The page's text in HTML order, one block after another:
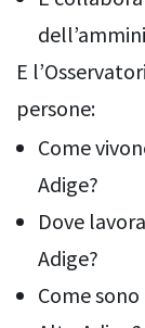
E
persone:
Come
Adige?
Dove
Adige?
Come